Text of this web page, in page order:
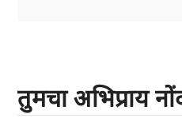
तुमचा अभिप्राय